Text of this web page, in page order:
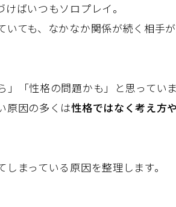
ばいつもソロプレイ。
いても、なかなか関係が続く相手
」「性格の問題かも」と思ってい
原因の多くは性格ではなく考え方
まっている原因を整理します。